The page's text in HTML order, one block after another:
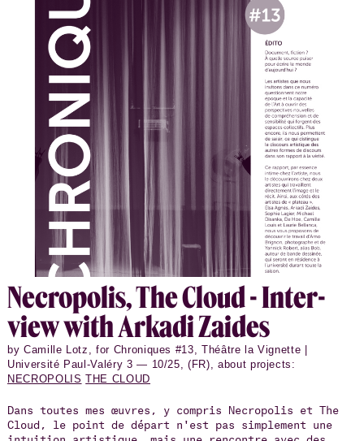
den eben zitierten Worten nicht nur eine Warnung,
sondern direkt auch eine konkrete Aufgabe.
Necrop­o­lis, The Cloud - In­ter­
view with Arkadi Zaides
by Camille Lotz, for Chroniques #13, Théâtre la Vignette |
Université Paul-Valéry 3 — 10/25, (FR), about projects:
NECROPOLIS THE CLOUD
Dans toutes mes œuvres, y compris Necropolis et The
Cloud, le point de départ n'est pas simplement une
intuition artistique, mais une rencontre avec des